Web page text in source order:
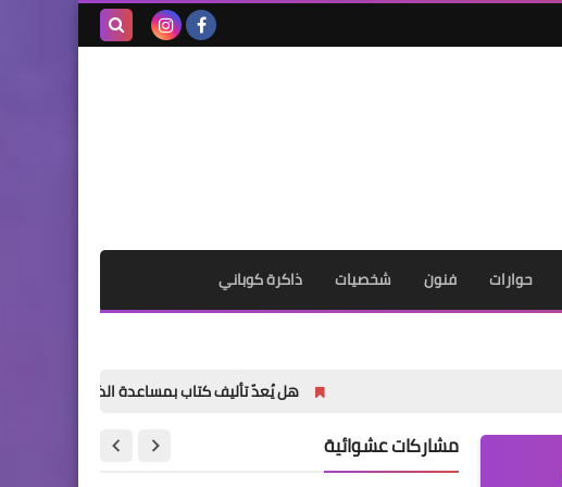
حوارات فنون شخصيات ذاكرة كوباني
هل يُعدّ تأليف كتاب بمساعدة الذكاء الاصطناعي أمراً خاطئاً؟
مشاركات عشوائية